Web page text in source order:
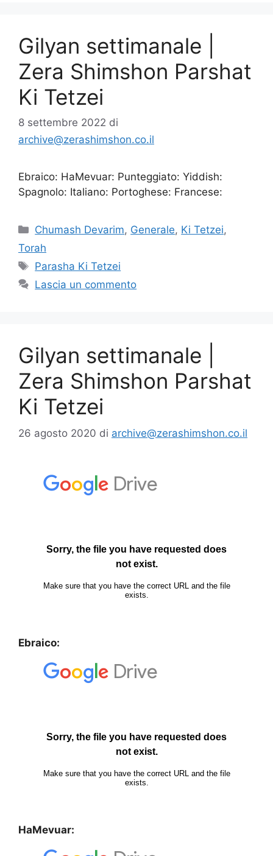
Gilyan settimanale |
Zera Shimshon Parshat
Ki Tetzei
8 settembre 2022 di
archive@zerashimshon.co.il
Ebraico: HaMevuar: Punteggiato: Yiddish:
Spagnolo: Italiano: Portoghese: Francese:
Chumash Devarim, Generale, Ki Tetzei,
Torah
Parasha Ki Tetzei
Lascia un commento
Gilyan settimanale |
Zera Shimshon Parshat
Ki Tetzei
26 agosto 2020 di archive@zerashimshon.co.il
Ebraico:
HaMevuar: